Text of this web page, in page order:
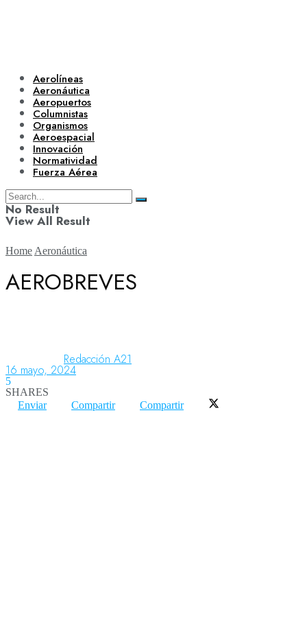
Aerolíneas
Aeronáutica
Aeropuertos
Columnistas
Organismos
Aeroespacial
Innovación
Normatividad
Fuerza Aérea
No Result
View All Result
Aeronáutica
Aeropuertos
Home Aeronáutica
AEROBREVES
Redacción A21
16 mayo, 2024
5
SHARES
Enviar
Compartir Compartir